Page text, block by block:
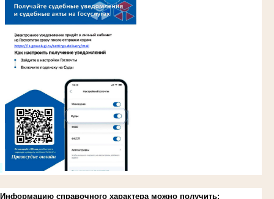
Информацию справочного характера можно получить: